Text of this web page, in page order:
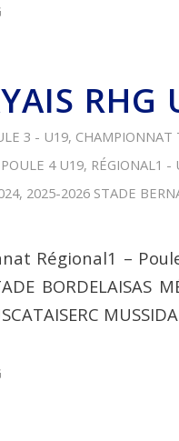
RHG
3 - U19, CHAMPIONNAT
4 U19, RÉGIONAL1 -
, 2025-2026 STADE
Régional1 –
BORDELAISAS